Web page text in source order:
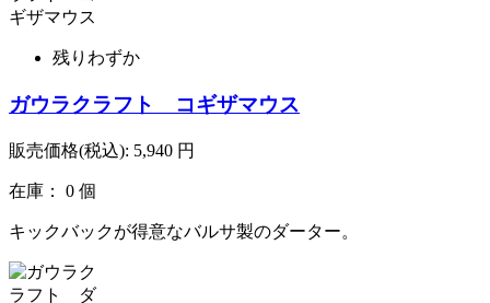
残りわずか
ガウラクラフト コギザマウス
販売価格(税込): 5,940 円
在庫： 0 個
キックバックが得意なバルサ製のダーター。